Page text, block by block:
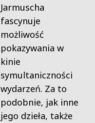
Jarmuscha
fascynuje
możliwość
pokazywania w
kinie
symultaniczności
wydarzeń. Za to
podobnie, jak inne
jego dzieła, także